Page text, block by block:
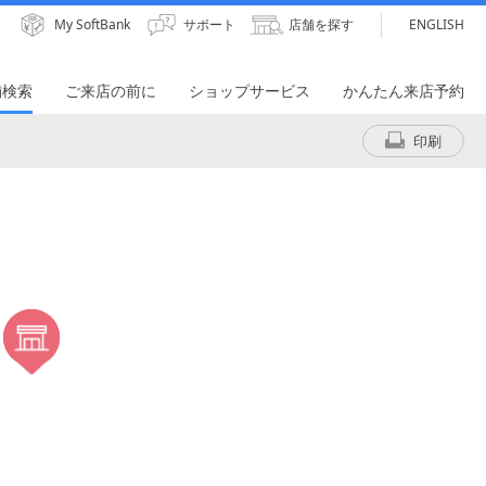
My SoftBank サポート 店舗を探す ENGLISH
索 ご来店の前に ショップサービス かんたん来店予約
印刷